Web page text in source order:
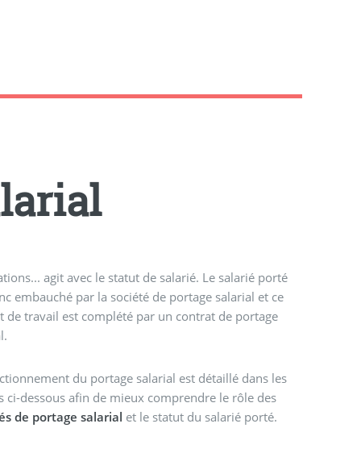
agit avec le statut de salarié. Le salarié porté
embauché par la société de portage salarial et ce
de travail est complété par un contrat de portage
du portage salarial est détaillé dans les
ci-dessous afin de mieux comprendre le rôle des
de portage salarial et le statut du salarié porté.